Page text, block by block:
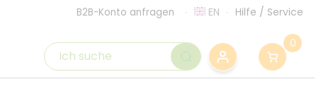
B2B-Konto anfragen EN Hilfe / Service
0